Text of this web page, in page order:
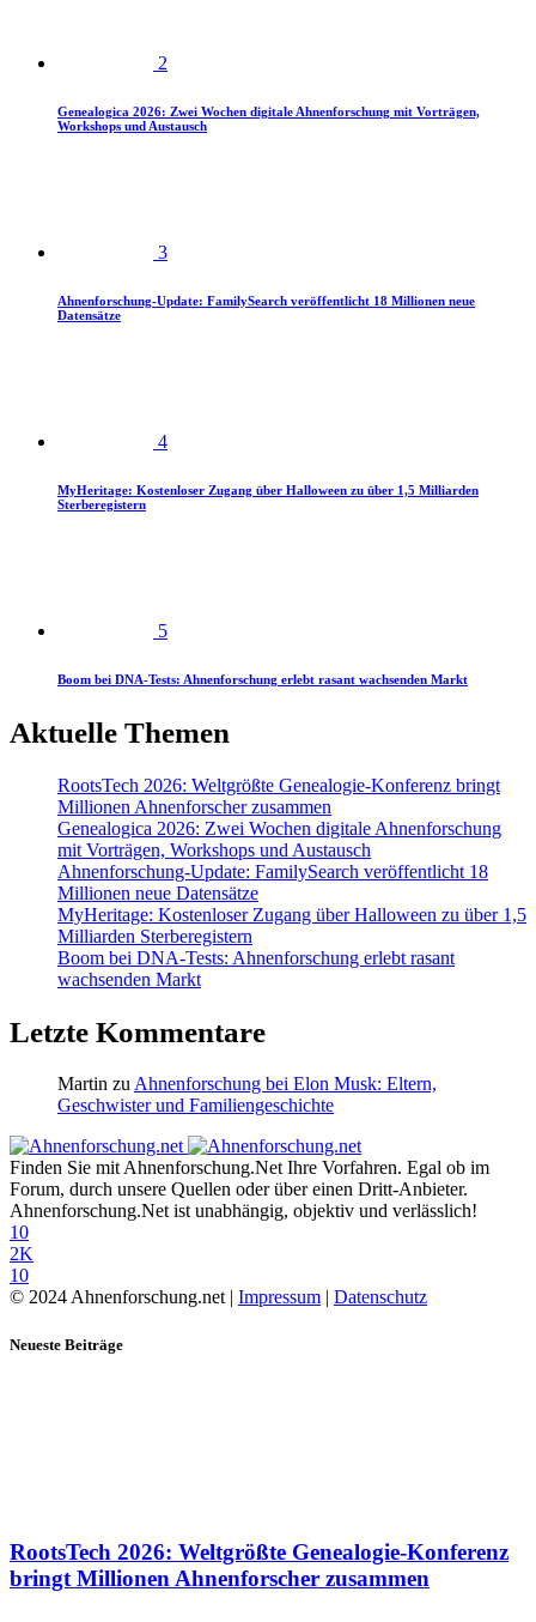
2
Genealogica 2026: Zwei Wochen digitale Ahnenforschung mit Vorträgen,
Workshops und Austausch
3
Ahnenforschung-Update: FamilySearch veröffentlicht 18 Millionen neue
Datensätze
4
MyHeritage: Kostenloser Zugang über Halloween zu über 1,5 Milliarden
Sterberegistern
5
Boom bei DNA-Tests: Ahnenforschung erlebt rasant wachsenden Markt
Aktuelle Themen
RootsTech 2026: Weltgrößte Genealogie-Konferenz bringt
Millionen Ahnenforscher zusammen
Genealogica 2026: Zwei Wochen digitale Ahnenforschung
mit Vorträgen, Workshops und Austausch
Ahnenforschung-Update: FamilySearch veröffentlicht 18
Millionen neue Datensätze
MyHeritage: Kostenloser Zugang über Halloween zu über 1,5
Milliarden Sterberegistern
Boom bei DNA-Tests: Ahnenforschung erlebt rasant
wachsenden Markt
Letzte Kommentare
Martin zu Ahnenforschung bei Elon Musk: Eltern,
Geschwister und Familiengeschichte
Finden Sie mit Ahnenforschung.Net Ihre Vorfahren. Egal ob im
Forum, durch unsere Quellen oder über einen Dritt-Anbieter.
Ahnenforschung.Net ist unabhängig, objektiv und verlässlich!
10
2K
10
© 2024 Ahnenforschung.net | Impressum | Datenschutz
Neueste Beiträge
RootsTech 2026: Weltgrößte Genealogie-Konferenz
bringt Millionen Ahnenforscher zusammen